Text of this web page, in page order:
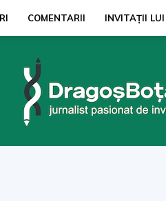
COMENTARII INVITAȚII